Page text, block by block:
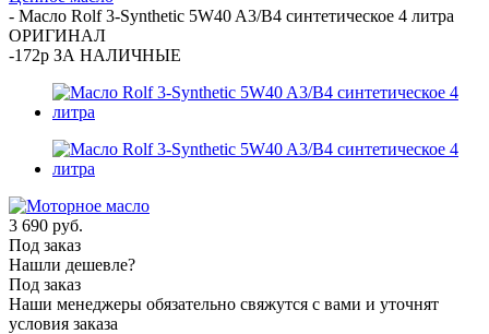
- Масло Rolf 3-Synthetic 5W40 A3/B4 синтетическое 4 литра
ОРИГИНАЛ
-172р ЗА НАЛИЧНЫЕ
3 690 руб.
Под заказ
Нашли дешевле?
Под заказ
Наши менеджеры обязательно свяжутся с вами и уточнят
условия заказа